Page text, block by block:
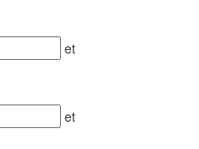
et
et